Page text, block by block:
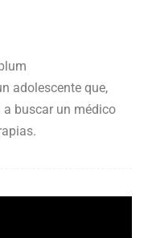
adolescente que,
a buscar un médico